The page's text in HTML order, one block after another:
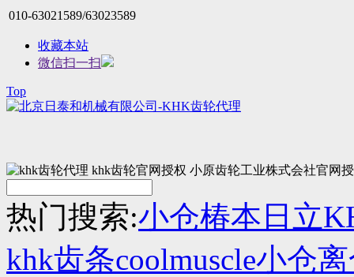
010-63021589/63023589
收藏本站
微信扫一扫
Top
热门搜索:小仓椿本 日立
khk齿条coolmuscle小仓